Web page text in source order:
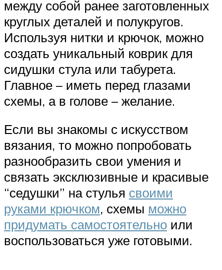
между собой ранее заготовленных
круглых деталей и полукругов.
Используя нитки и крючок, можно
создать уникальный коврик для
сидушки стула или табурета.
Главное – иметь перед глазами
схемы, а в голове – желание.
Если вы знакомы с искусством
вязания, то можно попробовать
разнообразить свои умения и
связать эксклюзивные и красивые
“седушки” на стулья своими
руками крючком, схемы можно
придумать самостоятельно или
воспользоваться уже готовыми.